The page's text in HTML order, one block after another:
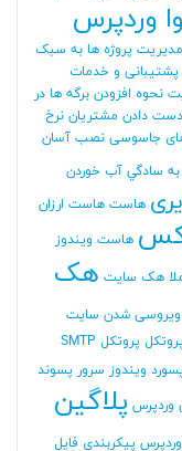
وردپرس
مدیریت پروژه ها به سبک
پشتیبانی و خدمات
نحوه افزودن برگه ها در
دست دادن مشتریان نرخ
جاسوسی نصب آسان
سادگي آب خوردن
هاست هاست ارزان
هاست ویندوز
هک سایت هک
ویروسی شدن سایت
پروتکل پروتکل SMTP
پسورد ویندوز سرور پسوند
وردپرس پلاگین
پیکربندی فایل